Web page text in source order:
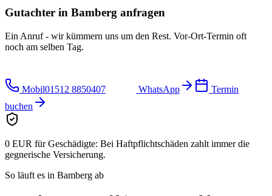
Gutachter in Bamberg anfragen
Ein Anruf - wir kümmern uns um den Rest. Vor-Ort-Termin oft
noch am selben Tag.
Mobil01512 8850407 WhatsApp
Termin
buchen
0 EUR für Geschädigte: Bei Haftpflichtschäden zahlt immer die
gegnerische Versicherung.
So läuft es in Bamberg ab